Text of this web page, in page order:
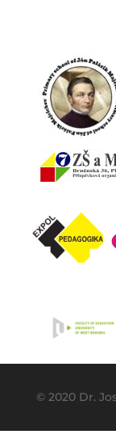
© 2020 Dr.